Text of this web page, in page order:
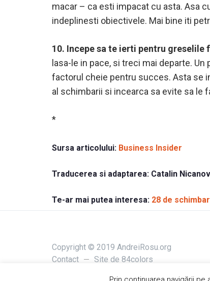
macar – ca esti impacat cu asta. Asa
indeplinesti obiectivele. Mai bine iti
10. Incepe sa te ierti pentru greselile
lasa-le in pace, si treci mai departe.
factorul cheie pentru succes. Asta se
al schimbarii si incearca sa evite sa le
*
Sursa articolului: Business Insider
Traducerea si adaptarea: Catalin Nicanov
Te-ar mai putea interesa: 28 de
Copyright © 2019 AndreiRosu.org
Contact
Site de 84colors